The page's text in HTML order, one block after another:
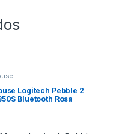
Logitech Pebble 2
Bluetooth Rosa